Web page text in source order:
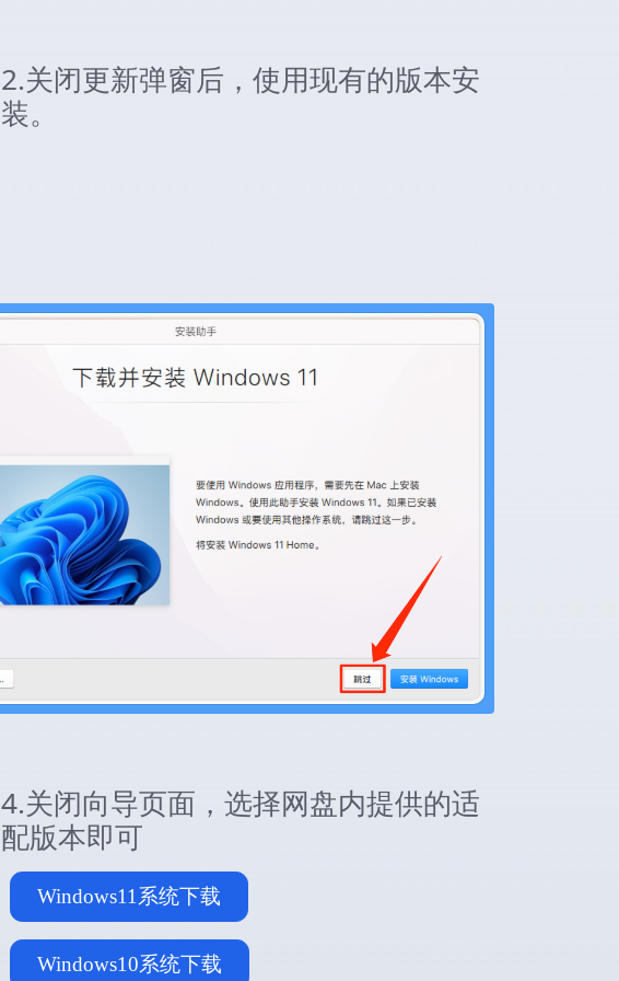
2.关闭更新弹窗后，使用现有的版本安
装。
4.关闭向导页面，选择网盘内提供的适
配版本即可
Windows11系统下载
Windows10系统下载